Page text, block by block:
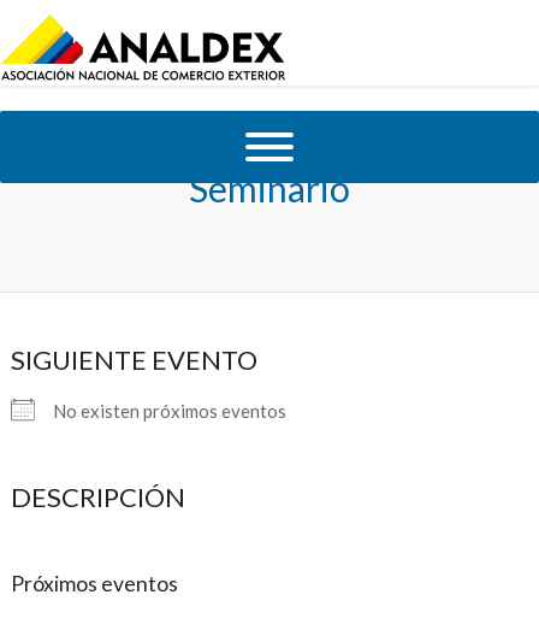
Seminario
SIGUIENTE EVENTO
No existen próximos eventos
DESCRIPCIÓN
Próximos eventos